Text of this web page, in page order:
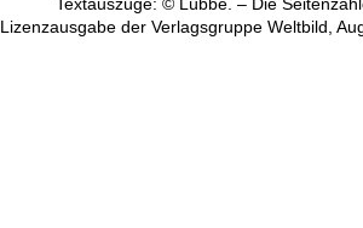
Lizenzausgabe der Verlagsgruppe Weltbild,